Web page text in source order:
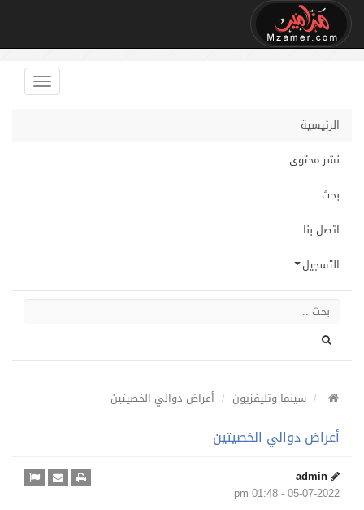
الرئيسية
نشر محتوى
بحث
اتصل بنا
التسجيل
سينما وتليفزيون أعراض دوالي الخصيتين
أعراض دوالي الخصيتين
admin
05-07-2022 - 01:48 pm